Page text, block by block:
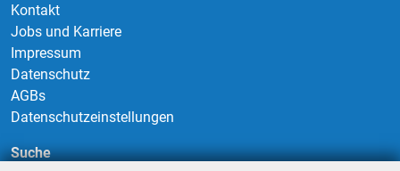
Kontakt
Jobs und Karriere
Impressum
Datenschutz
AGBs
Datenschutzeinstellungen
Suche